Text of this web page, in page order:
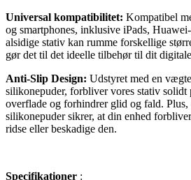
Universal kompatibilitet: Kompatibel
og smartphones, inklusive iPads,
alsidige stativ kan rumme forskellige
gør det til det ideelle tilbehør til dit
Anti-Slip Design: Udstyret med en
silikonepuder, forbliver vores stativ solidt
overflade og forhindrer glid og fald. Plus,
silikonepuder sikrer, at din enhed
ridse eller beskadige den.
Specifikationer :